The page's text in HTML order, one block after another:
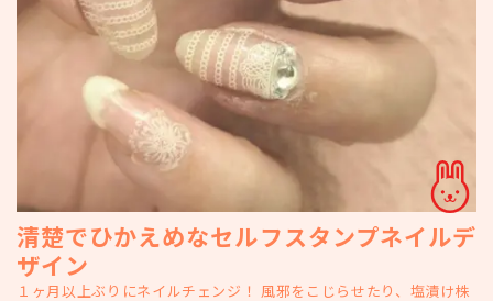
清楚でひかえめなセルフスタンプネイルデ
ザイン
１ヶ月以上ぶりにネイルチェンジ！ 風邪をこじらせたり、塩漬け株